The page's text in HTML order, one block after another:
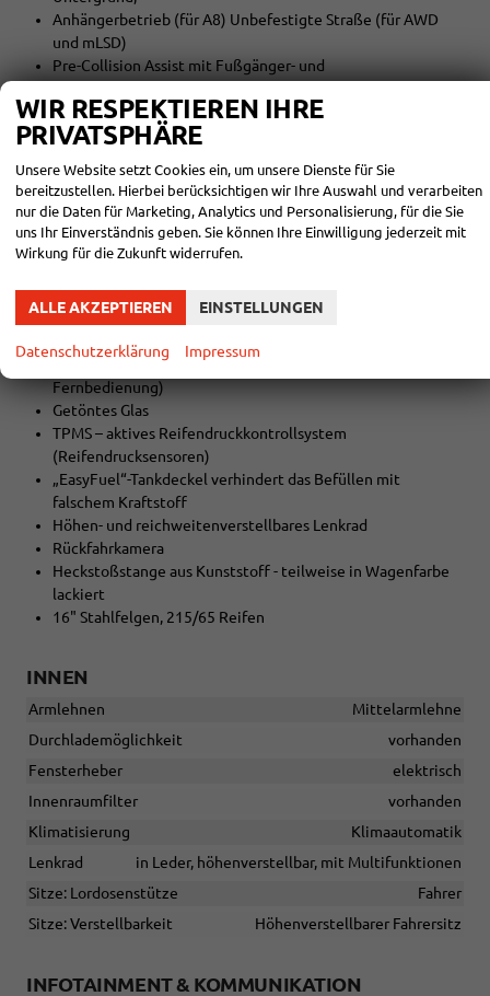
Anhängerbetrieb (für A8) Unbefestigte Straße (für AWD
und mLSD)
Pre-Collision Assist mit Fußgänger- und
Intelligente Geschwindigkeitsregelung
Spurhalteassistent (LKA)
Rückfahrassistent
Überprüfung der Aufmerksamkeit des Fahrers
Reifenreparaturset
Vordersitzsatz 6A
- Doppel-Beifahrersitz mit Klappsitz und Staufach
- dunkle Stoffbezüge
Start/Stopp-System
FordPower Startknopf (2 x passiver Schlüssel mit
Fernbedienung)
Getöntes Glas
TPMS – aktives Reifendruckkontrollsystem
(Reifendrucksensoren)
„EasyFuel“-Tankdeckel verhindert das Befüllen mit
falschem Kraftstoff
Höhen- und reichweitenverstellbares Lenkrad
Rückfahrkamera
Heckstoßstange aus Kunststoff - teilweise in Wagenfarbe
lackiert
16" Stahlfelgen, 215/65 Reifen
INNEN
Armlehnen
Mittelarmlehne
Durchlademöglichkeit
vorhanden
Fensterheber
elektrisch
Innenraumfilter
vorhanden
Klimatisierung
Klimaautomatik
Lenkrad
in Leder, höhenverstellbar, mit Multifunktionen
Sitze: Lordosenstütze
Fahrer
Sitze: Verstellbarkeit
Höhenverstellbarer Fahrersitz
INFOTAINMENT & KOMMUNIKATION
WIR RESPEKTIEREN IHRE
PRIVATSPHÄRE
Unsere Website setzt Cookies ein, um unsere Dienste für Sie
bereitzustellen. Hierbei berücksichtigen wir Ihre Auswahl und verarbeiten
nur die Daten für Marketing, Analytics und Personalisierung, für die Sie
uns Ihr Einverständnis geben. Sie können Ihre Einwilligung jederzeit mit
Wirkung für die Zukunft widerrufen.
ALLE AKZEPTIEREN EINSTELLUNGEN
Datenschutzerklärung Impressum